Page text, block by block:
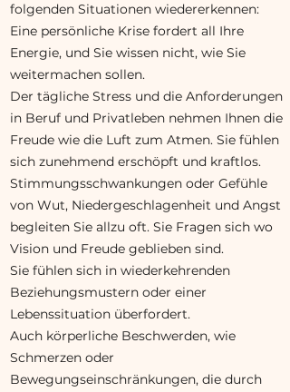
folgenden Situationen wiedererkennen:
Eine persönliche Krise fordert all Ihre
Energie, und Sie wissen nicht, wie Sie
weitermachen sollen.
Der tägliche Stress und die Anforderungen
in Beruf und Privatleben nehmen Ihnen die
Freude wie die Luft zum Atmen. Sie fühlen
sich zunehmend erschöpft und kraftlos.
Stimmungsschwankungen oder Gefühle
von Wut, Niedergeschlagenheit und Angst
begleiten Sie allzu oft. Sie Fragen sich wo
Vision und Freude geblieben sind.
Sie fühlen sich in wiederkehrenden
Beziehungsmustern oder einer
Lebenssituation überfordert.
Auch körperliche Beschwerden, wie
Schmerzen oder
Bewegungseinschränkungen, die durch